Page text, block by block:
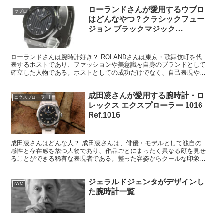
ウブロ
ローランドさんが愛用するウブロ
はどんなやつ？クラシックフュー
ジョン ブラックマジック
ローランドさんは腕時計好き？ ROLANDさんは東京・歌舞伎町を代
表するホストであり、ファッションや美意識を自身のブランドとして
確立した人物である。ホストとしての成功だけでなく、自己表現やラ
エクスプローラーI
成田凌さんが愛用する腕時計・ロ
レックス エクスプローラー 1016
Ref.1016
成田凌さんはどんな人？ 成田凌さんは、俳優・モデルとして独自の
感性と存在感を放つ人物であり、作品ごとにまったく異なる顔を見せ
ることができる稀有な表現者である。整った容姿からクールな印象を
IWC
ジェラルドジェンタがデザインし
た腕時計一覧